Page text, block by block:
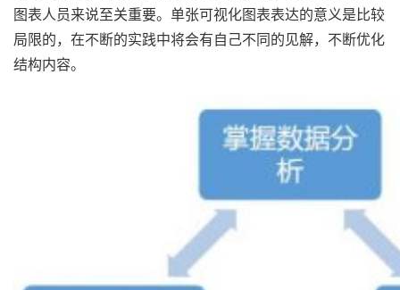
图表人员来说至关重要。单张可视化图表表达的意义是比较
局限的，在不断的实践中将会有自己不同的见解，不断优化
结构内容。